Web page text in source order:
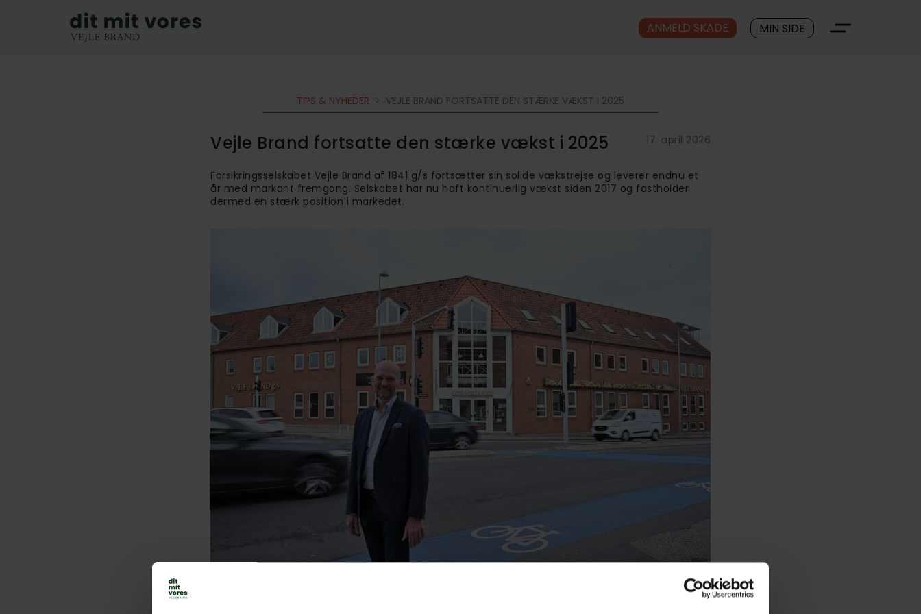
ANMELD SKADE MIN SIDE
TIPS & NYHEDER > VEJLE BRAND FORTSATTE DEN STÆRKE VÆKST I 2025
17. april 2026
Vejle Brand fortsatte den stærke vækst i 2025
Forsikringsselskabet Vejle Brand af 1841 g/s fortsætter sin solide vækstrejse og leverer endnu et
år med markant fremgang. Selskabet har nu haft kontinuerlig vækst siden 2017 og fastholder
dermed en stærk position i markedet.